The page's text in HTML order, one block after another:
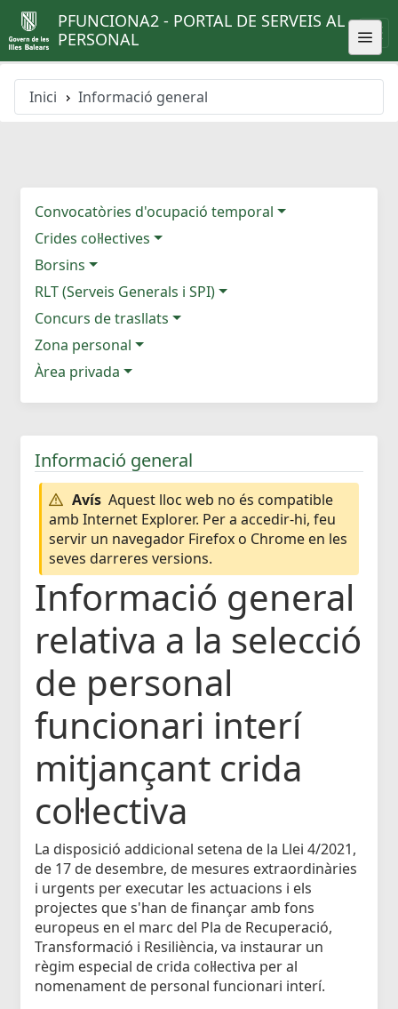
PFUNCIONA2 - PORTAL DE SERVEIS AL
PERSONAL
Inici Informació general
Convocatòries d'ocupació temporal
Crides col·lectives
Borsins
RLT (Serveis Generals i SPI)
Concurs de trasllats
Zona personal
Àrea privada
Informació general
Avís Aquest lloc web no és compatible
amb Internet Explorer. Per a accedir-hi, feu
servir un navegador Firefox o Chrome en les
seves darreres versions.
Informació general
relativa a la selecció
de personal
funcionari interí
mitjançant crida
col·lectiva
La disposició addicional setena de la Llei 4/2021,
de 17 de desembre, de mesures extraordinàries
i urgents per executar les actuacions i els
projectes que s'han de finançar amb fons
europeus en el marc del Pla de Recuperació,
Transformació i Resiliència, va instaurar un
règim especial de crida col·lectiva per al
nomenament de personal funcionari interí.